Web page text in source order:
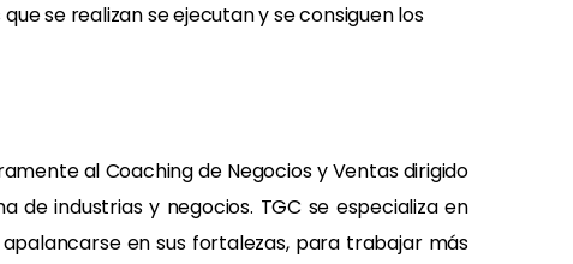
se realizan se ejecutan y se consiguen los
al Coaching de Negocios y Ventas dirigido
industrias y negocios. TGC se especializa en
en sus fortalezas, para trabajar más